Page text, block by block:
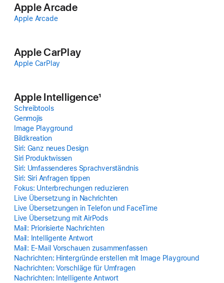
Apple Arcade
Apple Arcade
Apple CarPlay
Apple CarPlay
Apple Intelligence1
Schreibtools
Genmojis
Image Playground
Bildkreation
Siri: Ganz neues Design
Siri Produktwissen
Siri: Umfassenderes Sprachverständnis
Siri: Siri Anfragen tippen
Fokus: Unter­brechungen redu­zieren
Live Über­setzung in Nach­richten
Live Über­setzungen in Telefon und FaceTime
Live Über­setzung mit AirPods
Mail: Priorisierte Nach­richten
Mail: Intelligente Antwort
Mail: E‑Mail Vor­schauen zu­sam­menfassen
Nach­richten: Hinter­gründe erstellen mit Image Playground
Nach­richten: Vor­schläge für Um­fragen
Nach­richten: Intelligente Antwort